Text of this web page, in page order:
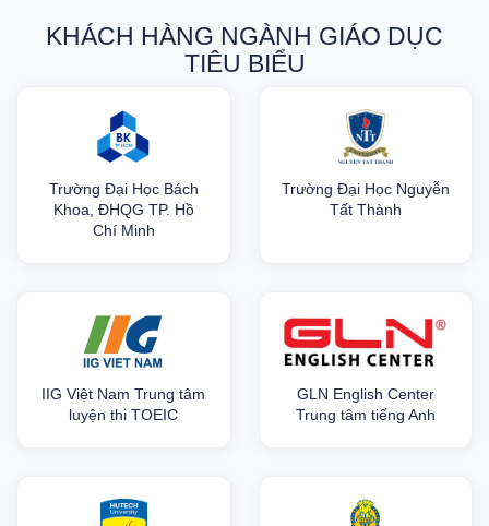
KHÁCH HÀNG NGÀNH GIÁO DỤC
TIÊU BIỂU
Trường Đại Học Bách
Khoa, ĐHQG TP. Hồ
Chí Minh
Trường Đại Học Nguyễn
Tất Thành
IIG Việt Nam Trung tâm
luyện thi TOEIC
GLN English Center
Trung tâm tiếng Anh